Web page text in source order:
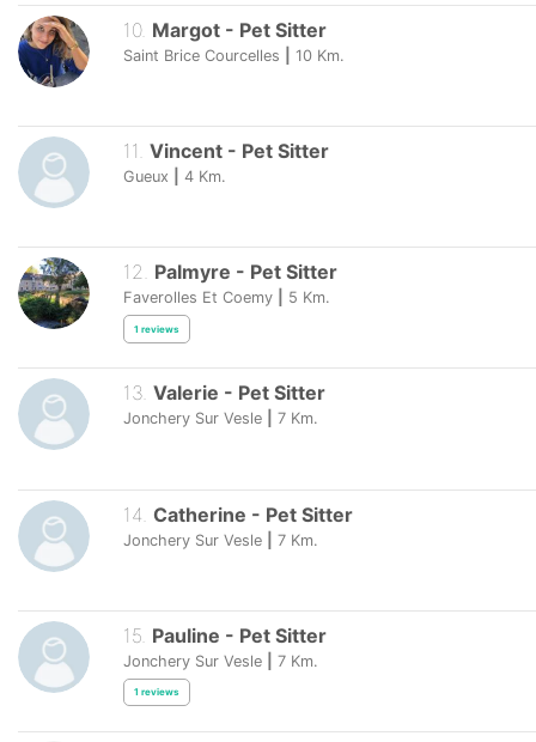
10. Margot - Pet Sitter
Saint Brice Courcelles 10 Km.
11 Vincent - Pet Sitter
Gueux 4 Km.
12. Palmyre - Pet Sitter
Faverolles Et Coemy 5 Km.
1 reviews
13. Valerie - Pet Sitter
Jonchery Sur Vesle 7 Km.
14 Catherine - Pet Sitter
Jonchery Sur Vesle 7 Km.
15 Pauline - Pet Sitter
Jonchery Sur Vesle 7 Km.
1 reviews